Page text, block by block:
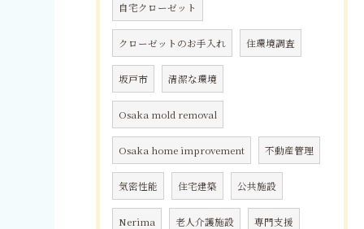
自宅クローゼット
クローゼットのお手入れ 住環境調査
坂戸市 清潔な環境
Osaka mold removal
Osaka home improvement 不動産管理
気密性能 住宅建築 公共施設
Nerima 老人介護施設 専門支援